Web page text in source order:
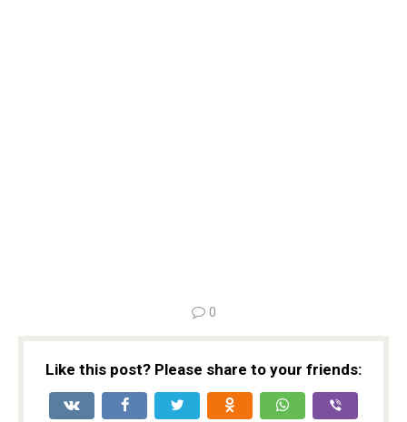
0
Like this post? Please share to your friends: